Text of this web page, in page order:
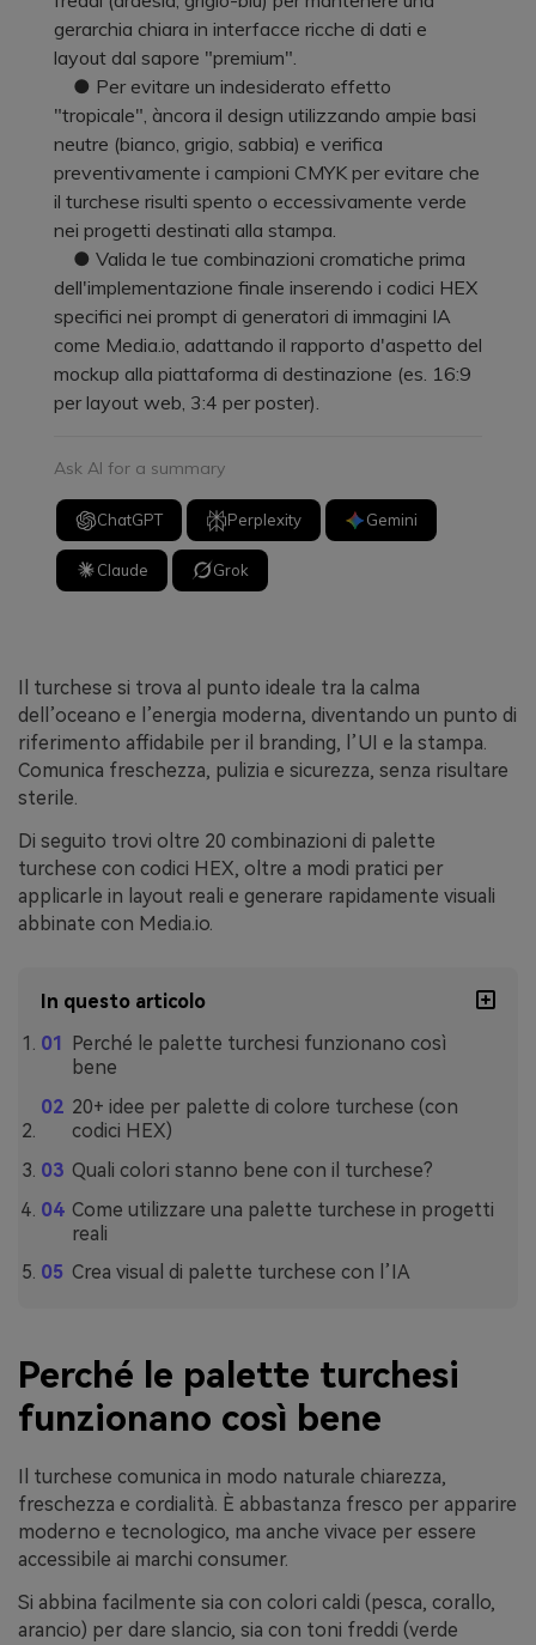
gerarchia chiara in interfacce ricche di dati e
layout dal sapore "premium".
● Per evitare un indesiderato effetto
"tropicale", àncora il design utilizzando ampie basi
neutre (bianco, grigio, sabbia) e verifica
preventivamente i campioni CMYK per evitare che
il turchese risulti spento o eccessivamente verde
nei progetti destinati alla stampa.
● Valida le tue combinazioni cromatiche prima
dell'implementazione finale inserendo i codici HEX
specifici nei prompt di generatori di immagini IA
come Media.io, adattando il rapporto d'aspetto del
mockup alla piattaforma di destinazione (es. 16:9
per layout web, 3:4 per poster).
Ask AI for a summary
ChatGPT Perplexity Gemini
Claude Grok
Il turchese si trova al punto ideale tra la calma
dell’oceano e l’energia moderna, diventando un punto di
riferimento affidabile per il branding, l’UI e la stampa.
Comunica freschezza, pulizia e sicurezza, senza risultare
sterile.
Di seguito trovi oltre 20 combinazioni di palette
turchese con codici HEX, oltre a modi pratici per
applicarle in layout reali e generare rapidamente visuali
abbinate con Media.io.
In questo articolo
Perché le palette turchesi funzionano così
bene
20+ idee per palette di colore turchese (con
codici HEX)
Quali colori stanno bene con il turchese?
Come utilizzare una palette turchese in progetti
reali
Crea visual di palette turchese con l’IA
Perché le palette turchesi
funzionano così bene
Il turchese comunica in modo naturale chiarezza,
freschezza e cordialità. È abbastanza fresco per apparire
moderno e tecnologico, ma anche vivace per essere
accessibile ai marchi consumer.
Si abbina facilmente sia con colori caldi (pesca, corallo,
arancio) per dare slancio, sia con toni freddi (verde